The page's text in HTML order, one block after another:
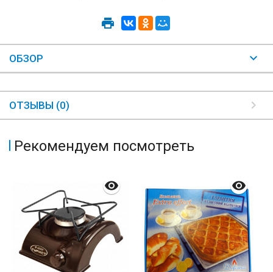
ОБЗОР
ОТЗЫВЫ (0)
Рекомендуем посмотреть